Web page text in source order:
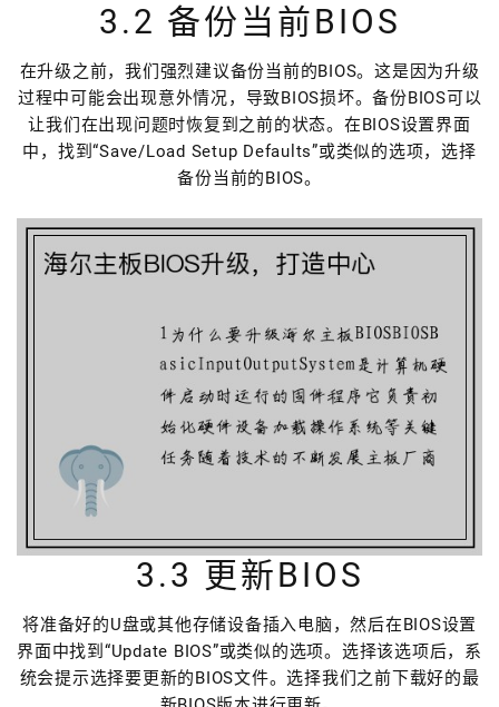
3.2 备份当前BIOS
在升级之前，我们强烈建议备份当前的BIOS。这是因为升级
过程中可能会出现意外情况，导致BIOS损坏。备份BIOS可以
让我们在出现问题时恢复到之前的状态。在BIOS设置界面
中，找到“Save/Load Setup Defaults”或类似的选项，选择
备份当前的BIOS。
3.3 更新BIOS
将准备好的U盘或其他存储设备插入电脑，然后在BIOS设置
界面中找到“Update BIOS”或类似的选项。选择该选项后，系
统会提示选择要更新的BIOS文件。选择我们之前下载好的最